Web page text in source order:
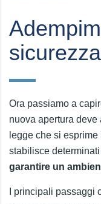
sicurezza
Ora passiamo a
nuova apertura
legge che si esprime
stabilisce
garantire un
I principali